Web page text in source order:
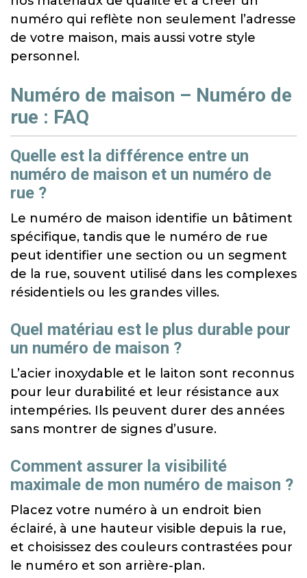
numéro qui reflète non seulement l’adresse
de votre maison, mais aussi votre style
personnel.
Numéro de maison – Numéro de
rue : FAQ
Quelle est la différence entre un
numéro de maison et un numéro de
rue ?
Le numéro de maison identifie un bâtiment
spécifique, tandis que le numéro de rue
peut identifier une section ou un segment
de la rue, souvent utilisé dans les complexes
résidentiels ou les grandes villes.
Quel matériau est le plus durable pour
un numéro de maison ?
L’acier inoxydable et le laiton sont reconnus
pour leur durabilité et leur résistance aux
intempéries. Ils peuvent durer des années
sans montrer de signes d’usure.
Comment assurer la visibilité
maximale de mon numéro de maison ?
Placez votre numéro à un endroit bien
éclairé, à une hauteur visible depuis la rue,
et choisissez des couleurs contrastées pour
le numéro et son arrière-plan.